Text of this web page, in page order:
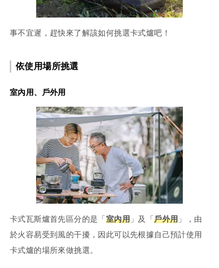
事不宜遲，趕快來了解該如何挑選卡式爐吧！
依使用場所挑選
室內用、戶外用
卡式瓦斯爐首先區分的是「 室內用 」及「戶外用 」，由
於火容易受到風的干擾，因此可以先根據自己預計使用
卡式爐的場所來做挑選。